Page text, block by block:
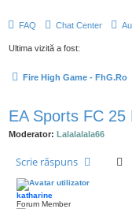
FAQ Chat Center
Ultima vizită a fost:
Fire High Game - FhG.Ro
EA Sports FC
Moderator: Lalalalala66
Scrie răspuns
katharine
Forum Member